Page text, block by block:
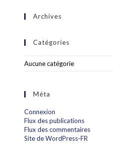
Archives
Catégories
Aucune catégorie
Méta
Connexion
Flux des publications
Flux des commentaires
Site de WordPress-FR